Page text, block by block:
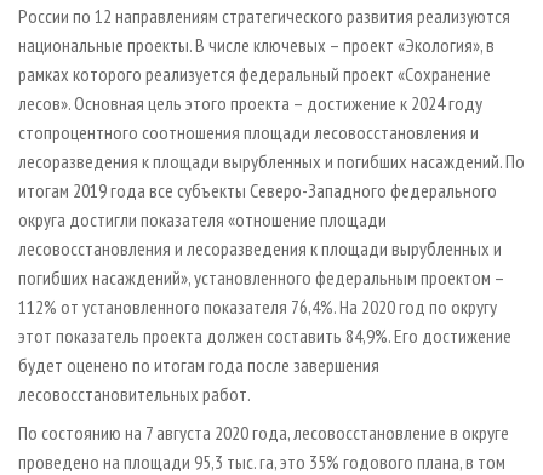
России по 12 направлениям стратегического развития реализуются
национальные проекты. В числе ключевых – проект «Экология», в
рамках которого реализуется федеральный проект «Сохранение
лесов». Основная цель этого проекта – достижение к 2024 году
стопроцентного соотношения площади лесовосстановления и
лесоразведения к площади вырубленных и погибших насаждений. По
итогам 2019 года все субъекты Северо-Западного федерального
округа достигли показателя «отношение площади
лесовосстановления и лесоразведения к площади вырубленных и
погибших насаждений», установленного федеральным проектом –
112% от установленного показателя 76,4%. На 2020 год по округу
этот показатель проекта должен составить 84,9%. Его достижение
будет оценено по итогам года после завершения
лесовосстановительных работ.
По состоянию на 7 августа 2020 года, лесовосстановление в округе
проведено на площади 95,3 тыс. га, это 35% годового плана, в том